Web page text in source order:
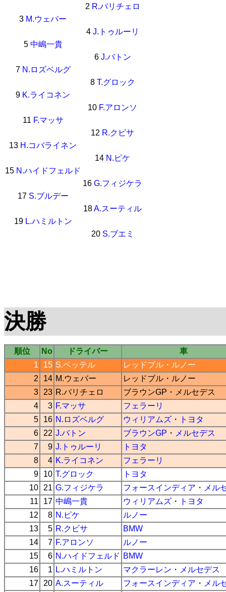
2 R.バリチェロ
3 M.ウェバー
4 J.トゥルーリ
5 中嶋一貴
6 J.バトン
7 N.ロズベルグ
8 T.グロック
9 K.ライコネン
10 F.アロンソ
11 F.マッサ
12 R.クビサ
13 H.コバライネン
14 N.ピケ
15 N.ハイドフェルド
16 G.フィジケラ
17 S.ブルデー
18A.スーティル
19 L.ハミルトン
20 S.ブエミ
決勝
順位 No ドライバー
車
1
15 S.ベッテル レッドブル ・ ルノー
2
14 M.ウェバー レッドブル ・ ルノー
3
23 R.バリチェロ ブラウンGP ・ メルセデス
4
3 F.マッサ
フェラーリ
5
16 N.ロズベルグ ウィリアムズ ・
トヨタ
6
22 J.バトン ブラウンGP ・ メルセデス
7
9 J.トゥルーリ
トヨタ
8
4 K.ライコネン
フェラーリ
9
10 T.グロック
トヨタ
10
21 G.フィジケラ フォースインディア ・ メル
11
17 中嶋一貴 ウィリアムズ ・
トヨタ
12
8 N.ピケ
ルノー
13
5 R.クビサ
BMW
14
7 F.アロンソ
ルノー
15
6 N.ハイドフェルド BMW
16
1 L.ハミルトン マクラーレン ・ メルセデス
17
20 A.スーティル フォースインディア ・ メル